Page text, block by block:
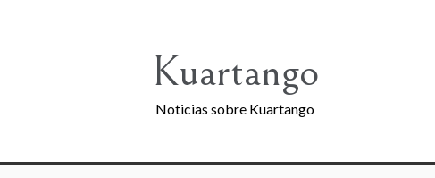
Kuartango
Noticias sobre Kuartango